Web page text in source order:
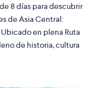
8 días para descubrir
de Asia Central:
en plena Ruta
de historia, cultura